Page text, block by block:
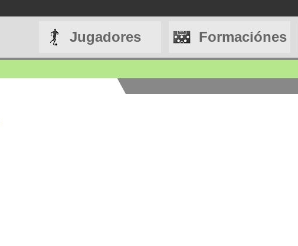
Jugadores Formaciónes